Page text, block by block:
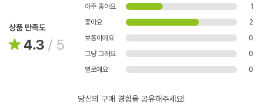
상품 만족도
4.3 / 5
아주 좋아요
1
좋아요
2
보통이에요
0
그냥 그래요
0
별로예요
0
당신의 구매 경험을 공유해주세요!